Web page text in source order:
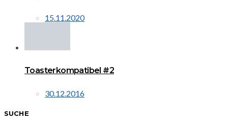
15.11.2020
Toasterkompatibel #2
30.12.2016
SUCHE